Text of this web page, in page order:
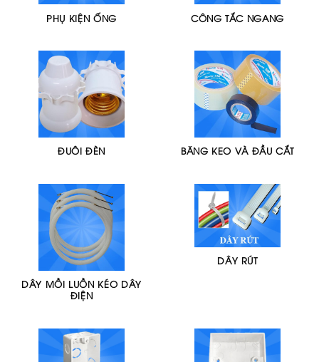
PHỤ KIỆN ỐNG CÔNG TẮC NGANG
ĐUÔI ĐÈN BĂNG KEO VÀ ĐẦU CẮT
DÂY MỒI LUỒN KÉO DÂY
ĐIỆN
DÂY RÚT